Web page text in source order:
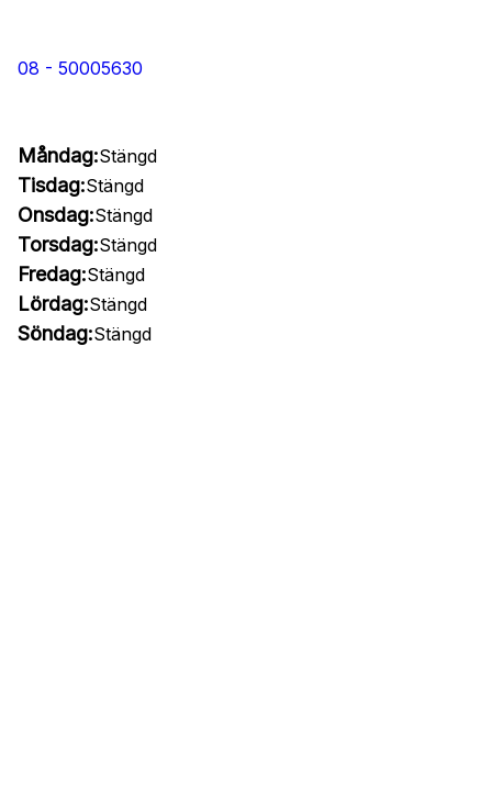
08 - 50005630
Måndag:Stängd
Tisdag:Stängd
Onsdag:Stängd
Torsdag:Stängd
Fredag:Stängd
Lördag:Stängd
Söndag:Stängd